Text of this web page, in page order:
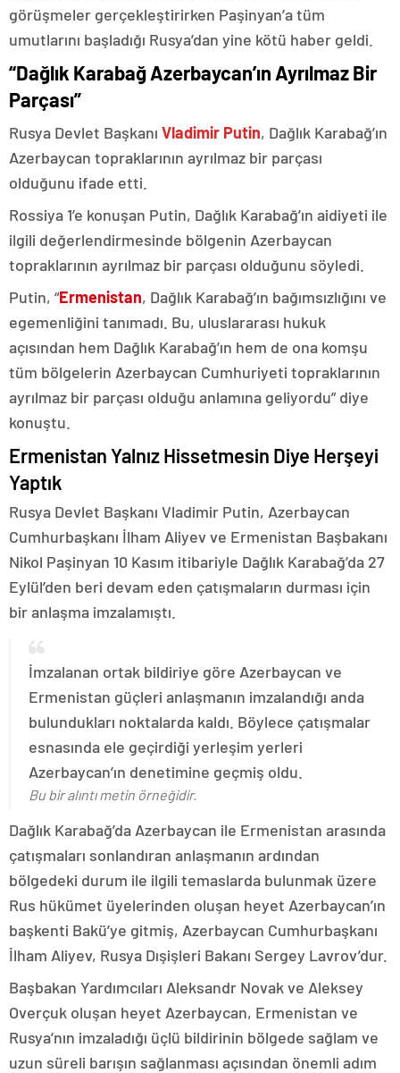
görüşmeler gerçekleştirirken Paşinyan’a tüm
umutlarını başladığı Rusya’dan yine kötü haber geldi.
“Dağlık Karabağ Azerbaycan’ın Ayrılmaz Bir
Parçası”
Rusya Devlet Başkanı Vladimir Putin, Dağlık Karabağ’ın
Azerbaycan topraklarının ayrılmaz bir parçası
olduğunu ifade etti.
Rossiya 1’e konuşan Putin, Dağlık Karabağ’ın aidiyeti ile
ilgili değerlendirmesinde bölgenin Azerbaycan
topraklarının ayrılmaz bir parçası olduğunu söyledi.
Putin, “Ermenistan, Dağlık Karabağ’ın bağımsızlığını ve
egemenliğini tanımadı. Bu, uluslararası hukuk
açısından hem Dağlık Karabağ’ın hem de ona komşu
tüm bölgelerin Azerbaycan Cumhuriyeti topraklarının
ayrılmaz bir parçası olduğu anlamına geliyordu” diye
konuştu.
Ermenistan Yalnız Hissetmesin Diye Herşeyi
Yaptık
Rusya Devlet Başkanı Vladimir Putin, Azerbaycan
Cumhurbaşkanı İlham Aliyev ve Ermenistan Başbakanı
Nikol Paşinyan 10 Kasım itibariyle Dağlık Karabağ’da 27
Eylül’den beri devam eden çatışmaların durması için
bir anlaşma imzalamıştı.
İmzalanan ortak bildiriye göre Azerbaycan ve
Ermenistan güçleri anlaşmanın imzalandığı anda
bulundukları noktalarda kaldı. Böylece çatışmalar
esnasında ele geçirdiği yerleşim yerleri
Azerbaycan’ın denetimine geçmiş oldu.
Bu bir alıntı metin örneğidir.
Dağlık Karabağ’da Azerbaycan ile Ermenistan arasında
çatışmaları sonlandıran anlaşmanın ardından
bölgedeki durum ile ilgili temaslarda bulunmak üzere
Rus hükümet üyelerinden oluşan heyet Azerbaycan’ın
başkenti Bakü’ye gitmiş, Azerbaycan Cumhurbaşkanı
İlham Aliyev, Rusya Dışişleri Bakanı Sergey Lavrov’dur.
Başbakan Yardımcıları Aleksandr Novak ve Aleksey
Overçuk oluşan heyet Azerbaycan, Ermenistan ve
Rusya’nın imzaladığı üçlü bildirinin bölgede sağlam ve
uzun süreli barışın sağlanması açısından önemli adım